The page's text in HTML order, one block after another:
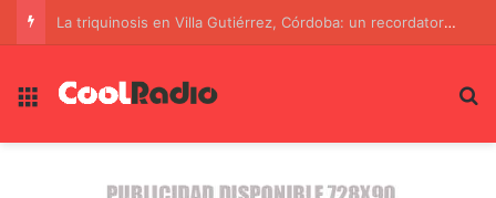
Washington desmantela red financiera secreta de Irán, cientos de millones de dólares en juego
Menú